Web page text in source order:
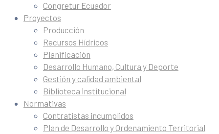
Congretur Ecuador
Proyectos
Producción
Recursos Hídricos
Planificación
Desarrollo Humano, Cultura y Deporte
Gestión y calidad ambiental
Biblioteca institucional
Normativas
Contratistas incumplidos
Plan de Desarrollo y Ordenamiento Territorial